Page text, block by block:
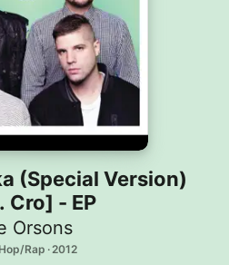
(Special Version)
Cro] - EP
Orsons
Rap · 2012